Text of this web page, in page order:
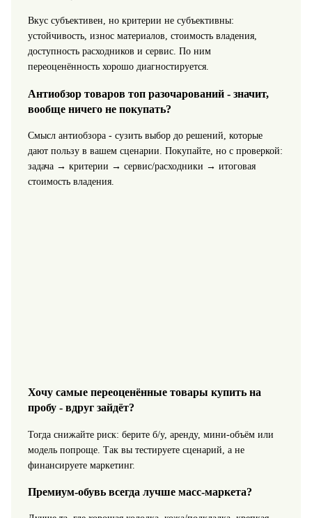
Вкус субъективен, но критерии не субъективны:
устойчивость, износ материалов, стоимость владения,
доступность расходников и сервис. По ним
переоценённость хорошо диагностируется.
Антиобзор товаров топ разочарований - значит,
вообще ничего не покупать?
Смысл антиобзора - сузить выбор до решений, которые
дают пользу в вашем сценарии. Покупайте, но с проверкой:
задача → критерии → сервис/расходники → итоговая
стоимость владения.
Хочу самые переоценённые товары купить на
пробу - вдруг зайдёт?
Тогда снижайте риск: берите б/у, аренду, мини-объём или
модель попроще. Так вы тестируете сценарий, а не
финансируете маркетинг.
Премиум‑обувь всегда лучше масс‑маркета?